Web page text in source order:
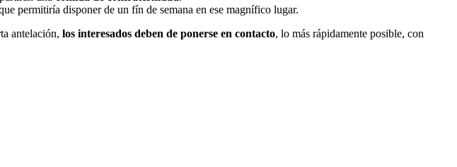
permitiría disponer de un fín de semana en ese magnífico lugar.
antelación, los interesados deben de ponerse en contacto, lo más rápidamente posible, con